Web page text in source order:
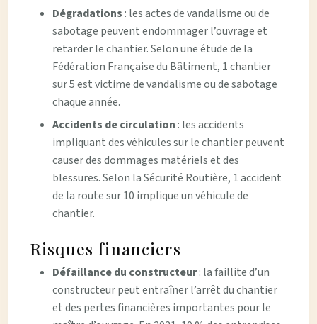
Dégradations : les actes de vandalisme ou de
sabotage peuvent endommager l’ouvrage et
retarder le chantier. Selon une étude de la
Fédération Française du Bâtiment, 1 chantier
sur 5 est victime de vandalisme ou de sabotage
chaque année.
Accidents de circulation : les accidents
impliquant des véhicules sur le chantier peuvent
causer des dommages matériels et des
blessures. Selon la Sécurité Routière, 1 accident
de la route sur 10 implique un véhicule de
chantier.
Risques financiers
Défaillance du constructeur: la faillite d’un
constructeur peut entraîner l’arrêt du chantier
et des pertes financières importantes pour le